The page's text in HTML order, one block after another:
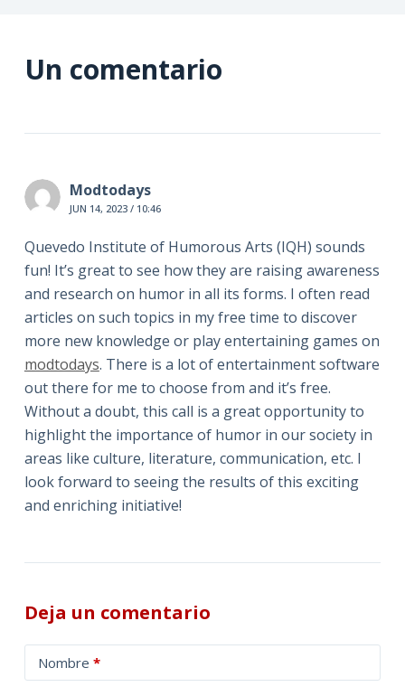
Un comentario
Modtodays
JUN 14, 2023 / 10:46
Quevedo Institute of Humorous Arts (IQH) sounds
fun! It’s great to see how they are raising awareness
and research on humor in all its forms. I often read
articles on such topics in my free time to discover
more new knowledge or play entertaining games on
modtodays. There is a lot of entertainment software
out there for me to choose from and it’s free.
Without a doubt, this call is a great opportunity to
highlight the importance of humor in our society in
areas like culture, literature, communication, etc. I
look forward to seeing the results of this exciting
and enriching initiative!
Deja un comentario
Nombre *
l